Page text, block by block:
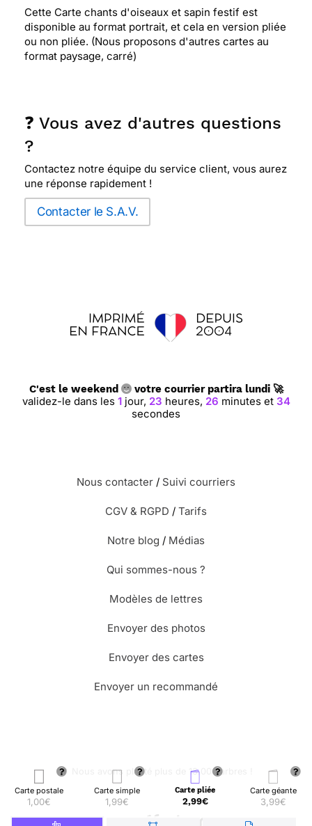
Carte postale
1,00€
Carte simple
1,99€
Carte pliée
2,99€
Carte géante
3,99€
Cette Carte chants d'oiseaux et sapin festif est
disponible au format portrait, et cela en version pliée
ou non pliée. (Nous proposons d'autres cartes au
format paysage, carré)
❓ Vous avez d'autres questions
?
Contactez notre équipe du service client, vous aurez
une réponse rapidement !
Contacter le S.A.V.
C'est le weekend votre courrier partira lundi 🚀
validez-le dans les 1jour, 23 heures, 26 minutes et 33
secondes
Nous contacter / Suivi courriers
CGV & RGPD / Tarifs
Notre blog / Médias
Qui sommes-nous ?
Modèles de lettres
Envoyer des photos
Envoyer des cartes
Envoyer un recommandé
🌳 Nous avons planté plus de 13.000 arbres !